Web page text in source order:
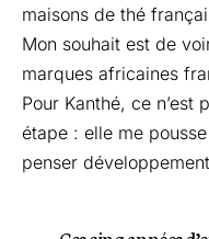
maisons de thé
Mon souhait est de
marques africaines
Pour Kanthé, ce n’est
étape : elle me
penser